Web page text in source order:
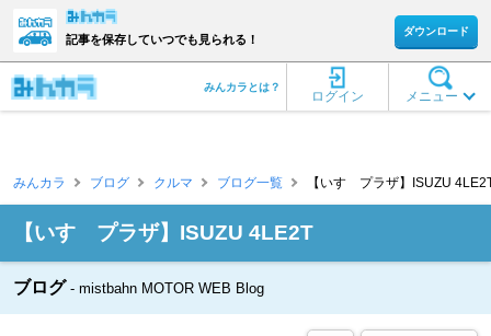
記事を保存していつでも見られる！
ダウンロード
メニュー
ログイン
みんカラとは？
みんカラ ブログ クルマ ブログ一覧 【いすゞプラザ】ISUZU
【いすゞプラザ】ISUZU 4LE2T
ブログ mistbahn MOTOR WEB Blog